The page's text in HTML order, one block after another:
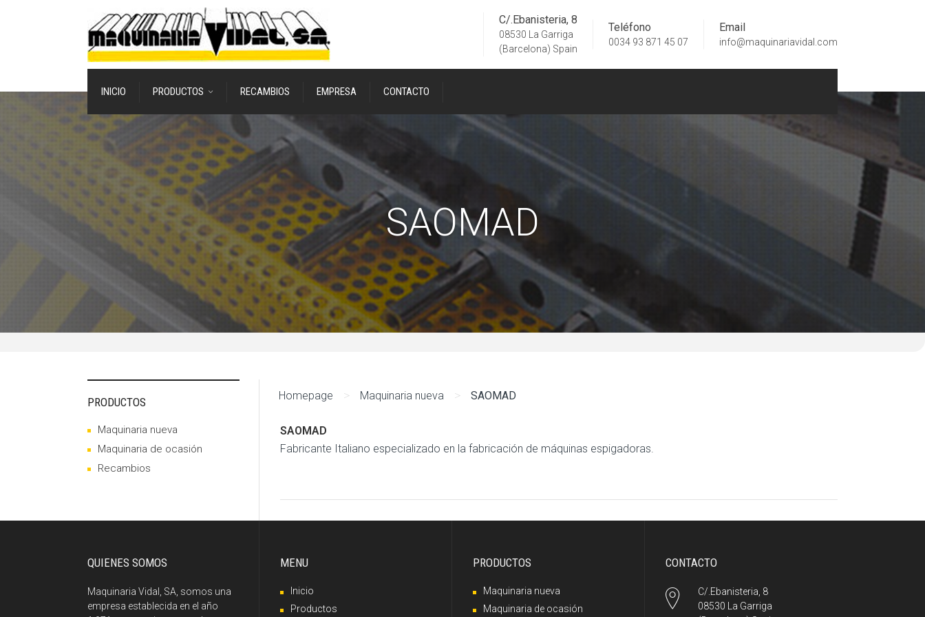
Email
info@maquinariavidal.com
Teléfono
0034 93 871 45 07
C/.Ebanisteria, 8
08530 La Garriga
(Barcelona) Spain
INICIO PRODUCTOS RECAMBIOS EMPRESA CONTACTO
SAOMAD
Homepage > Maquinaria nueva > SAOMAD
SAOMAD
Fabricante Italiano especializado en la fabricación de máquinas espigadoras.
PRODUCTOS
Maquinaria nueva
Maquinaria de ocasión
Recambios
QUIENES SOMOS
Maquinaria Vidal, SA, somos una
empresa establecida en el año
MENU
Inicio
Productos
PRODUCTOS
Maquinaria nueva
Maquinaria de ocasión
CONTACTO
C/.Ebanisteria, 8
08530 La Garriga